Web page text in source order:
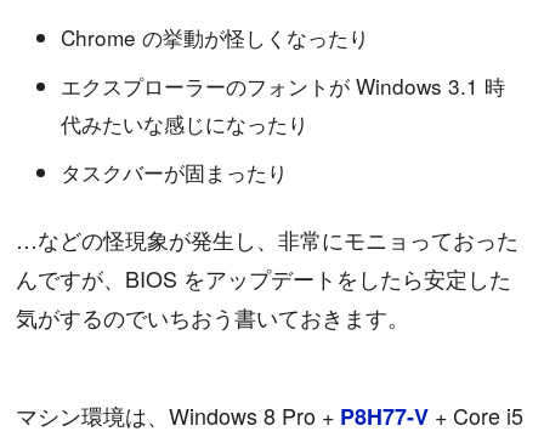
Chrome の挙動が怪しくなったり
エクスプローラーのフォントが Windows 3.1 時
代みたいな感じになったり
タスクバーが固まったり
…などの怪現象が発生し、非常にモニョっておった
んですが、BIOS をアップデートをしたら安定した
気がするのでいちおう書いておきます。
マシン環境は、Windows 8 Pro + P8H77-V + Core i5